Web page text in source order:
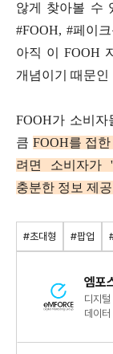
않게 찾아볼 수
#FOOH, #페이
아직 이 FOOH
개념이기 때문인
FOOH가 소비자
큼 FOOH를 접
려면 소비자가
충분한 정보 제
#초대형 #팝업
엠포
디지
데이터